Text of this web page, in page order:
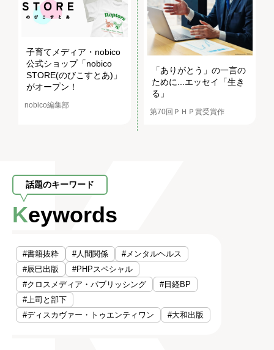
子育てメディア・nobico
公式ショップ「nobico
STORE(のびこすとあ)」
がオープン！
nobico編集部
「ありがとう」の一言の
ために...エッセイ「生き
る」
第70回ＰＨＰ賞受賞作
話題のキーワード
Keywords
#書籍抜粋 #人間関係
#メンタルヘルス
#辰巳出版
#PHPスペシャル
#クロスメディア・パブリッシング
#日経BP
#上司と部下
#ディスカヴァー・トゥエンティワン
#大和出版